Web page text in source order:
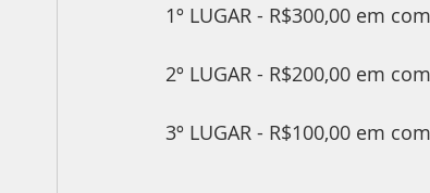
1º LUGAR - R$300,00 em
2º LUGAR - R$200,00 em
3º LUGAR - R$100,00 em